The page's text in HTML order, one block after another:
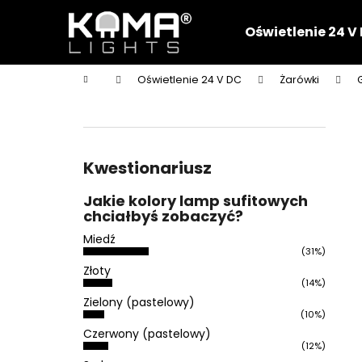
Oświetlenie 24 V
Home Oświetlenie 24 V DC Żarówki
Kwestionariusz
Jakie kolory lamp sufitowych
chciałbyś zobaczyć?
Miedź
(31%)
Złoty
(14%)
Zielony (pastelowy)
(10%)
Czerwony (pastelowy)
(12%)
z
powrotem
powrotem